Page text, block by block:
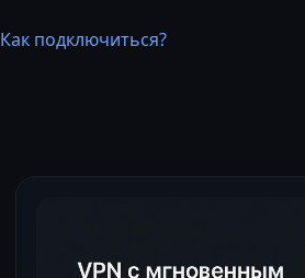
Как подключиться?